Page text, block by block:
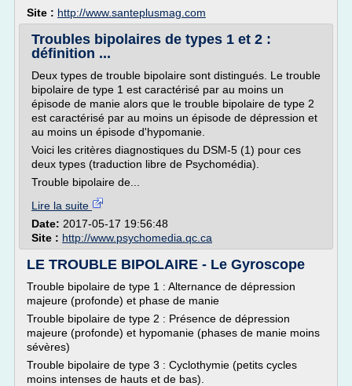
Site : http://www.santeplusmag.com
Troubles bipolaires de types 1 et 2 :
définition ...
Deux types de trouble bipolaire sont distingués. Le trouble
bipolaire de type 1 est caractérisé par au moins un
épisode de manie alors que le trouble bipolaire de type 2
est caractérisé par au moins un épisode de dépression et
au moins un épisode d'hypomanie.
Voici les critères diagnostiques du DSM-5 (1) pour ces
deux types (traduction libre de Psychomédia).
Trouble bipolaire de...
Lire la suite
Date: 2017-05-17 19:56:48
Site : http://www.psychomedia.qc.ca
LE TROUBLE BIPOLAIRE - Le Gyroscope
Trouble bipolaire de type 1 : Alternance de dépression
majeure (profonde) et phase de manie
Trouble bipolaire de type 2 : Présence de dépression
majeure (profonde) et hypomanie (phases de manie moins
sévères)
Trouble bipolaire de type 3 : Cyclothymie (petits cycles
moins intenses de hauts et de bas).